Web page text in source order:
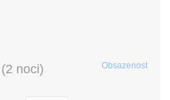
Obsazenost
(2 noci)